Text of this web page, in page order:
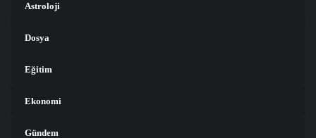
Astroloji
Dosya
Eğitim
Ekonomi
Gündem